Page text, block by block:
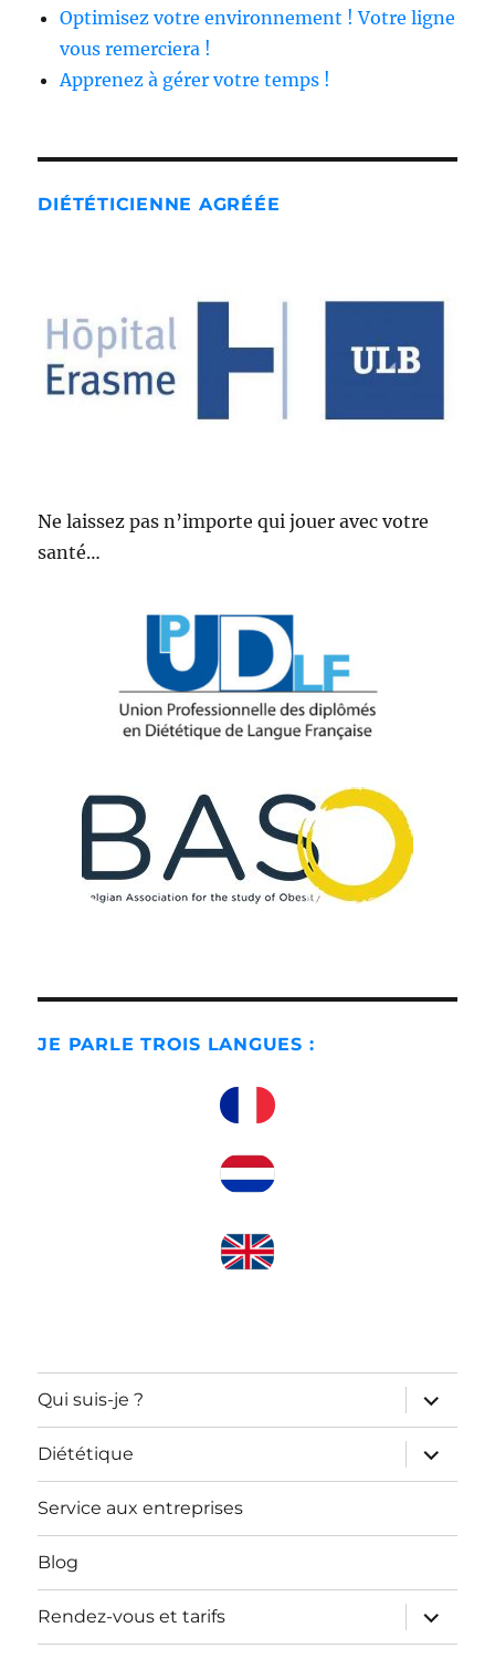
Optimisez votre environnement ! Votre ligne
vous remerciera !
Apprenez à gérer votre temps !
DIÉTÉTICIENNE AGRÉÉE
Ne laissez pas n’importe qui jouer avec votre
santé…
JE PARLE TROIS LANGUES :
Qui suis-je ?
ouvrir
le
sous-
menu
Diététique
ouvrir
le
sous-
Service aux entreprises
Blog
Rendez-vous et tarifs
ouvrir
le
sous-